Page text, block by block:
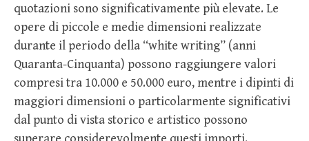
quotazioni sono significativamente più elevate. Le
opere di piccole e medie dimensioni realizzate
durante il periodo della “white writing” (anni
Quaranta-Cinquanta) possono raggiungere valori
compresi tra 10.000 e 50.000 euro, mentre i dipinti di
maggiori dimensioni o particolarmente significativi
dal punto di vista storico e artistico possono